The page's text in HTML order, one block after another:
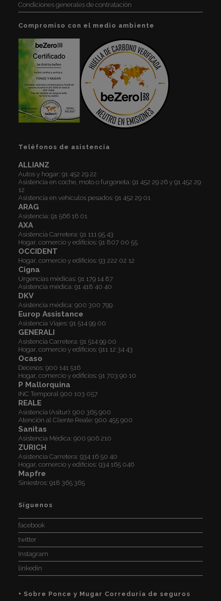
Condiciones generales de contratación
Compromiso con el medio ambiente
Teléfonos de asistencia
ALLIANZ
Autos y hogar:91 452 29 22
Asistencia en coche, moto o furgoneta:91 452 29 26 y91 452 29
12
Asistencia en vehículos pesados:91 452 29 01
ARAG
Asistencia:91 566 16 01
AXA
Asistencia Carretera:91 111 95 43
Hogar, comercio y edificios:91 807 00 55
OCCIDENT
Hogar, comercio y edificios:93 222 02 12
Cigna
Urgencias médicas:91 179 14 87
Asistencia médica:91 418 40 40
DKV
Asistencia médica:900 300 799
Europ Assistance
Asistencia Viajes:91 514 99 00
GENERALI
Asistencia Carretera:91 514 99 00
Hogar, comercio y edificios:911 12 34 43
Ocaso
Decesos:900 141 516
Hogar, comercio y edificios:91 703 90 10
P Mallorquina
INC Temporal900 103 057
REALE
Asistencia (Asitur):900 365 900
Atención al Cliente Reale:900 455 900
Sanitas
Asistencia Médica:900 906 210
ZURICH
Asistencia Carretera:934 16 50 40
Hogar, comercio y edificios:934 165 046
Mapfre
Siniestros:918 365 365
Síguenos
facebook
twitter
Instagram
linkedin
+ Sobre Ponce y Mugar Correduría de seguros